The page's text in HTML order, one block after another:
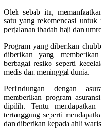
Oleh sebab itu,
satu yang rekomendasi untuk
perjalanan ibadah haji dan
Program yang diberikan
diberikan yang
berbagai resiko seperti
medis dan meninggal dunia.
Perlindungan dengan
memberikan program
dipilih. Tentu mendapatkan
tertanggung seperti
dan diberikan kepada ahli